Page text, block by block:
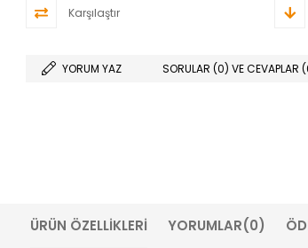
Karşılaştır
YORUM YAZ SORULAR (0) VE CEVAPLAR
ÜRÜN ÖZELLIKLERI YORUMLAR(0)